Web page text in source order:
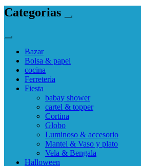
Categorias
Bazar
Bolsa & papel
cocina
Ferreteria
Fiesta
babay shower
cartel & topper
Cortina
Globo
Luminoso & accesorio
Mantel & Vaso y plato
Vela & Bengala
Halloween